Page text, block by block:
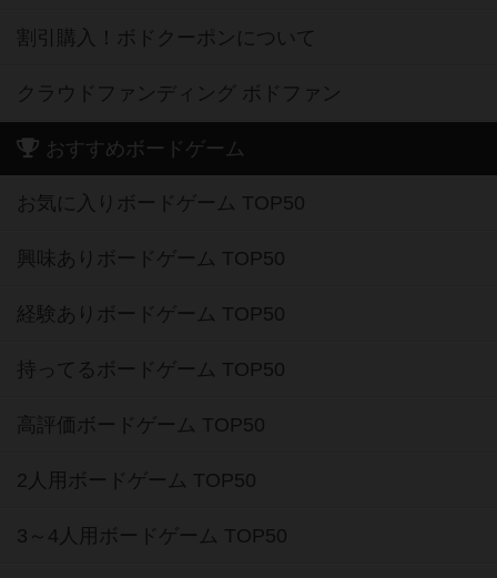
割引購入！ボドクーポンについて
クラウドファンディング ボドファン
おすすめボードゲーム
お気に入りボードゲーム TOP50
興味ありボードゲーム TOP50
経験ありボードゲーム TOP50
持ってるボードゲーム TOP50
高評価ボードゲーム TOP50
2人用ボードゲーム TOP50
3～4人用ボードゲーム TOP50